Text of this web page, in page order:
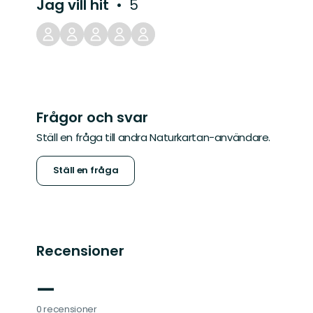
Jag vill hit 5
Frågor och svar
Ställ en fråga till andra Naturkartan-användare.
Ställ en fråga
Recensioner
—
0 recensioner